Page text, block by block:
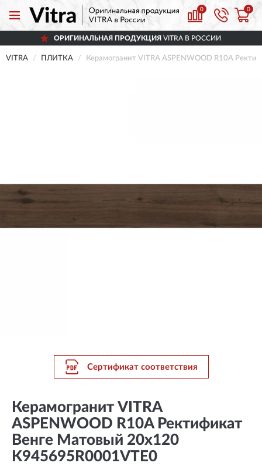
0 0
ОРИГИНАЛЬНАЯ ПРОДУКЦИЯ VITRA В РОССИИ
VITRA ПЛИТКА Керамогранит VITRA ASPENWOOD R10A
Сертификат соответствия
Керамогранит VITRA
ASPENWOOD R10A Ректификат
Венге Матовый 20x120
K945695R0001VTE0